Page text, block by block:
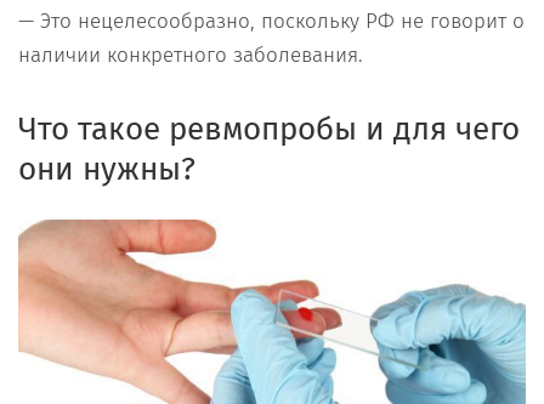
— Это нецелесообразно, поскольку РФ не говорит о
наличии конкретного заболевания.
Что такое ревмопробы и для чего
они нужны?